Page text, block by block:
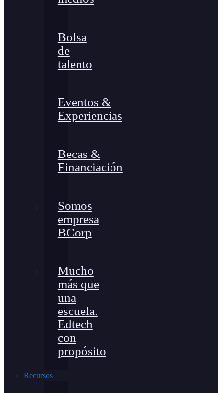
Bolsa
de
talento
Eventos &
Experiencias
Becas &
Financiación
Somos
empresa
BCorp
Mucho
más que
una
escuela.
Edtech
con
propósito
Recursos